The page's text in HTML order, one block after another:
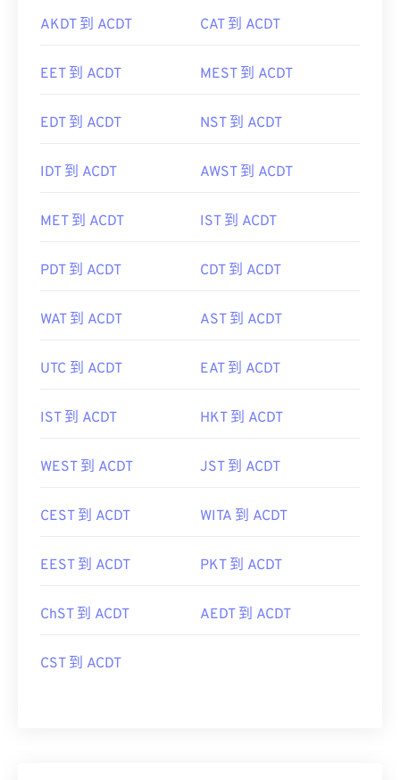
AKDT 到 ACDT CAT 到 ACDT
EET 到 ACDT MEST 到 ACDT
EDT 到 ACDT NST 到 ACDT
IDT 到 ACDT AWST 到 ACDT
MET 到 ACDT IST 到 ACDT
PDT 到 ACDT CDT 到 ACDT
WAT 到 ACDT AST 到 ACDT
UTC 到 ACDT EAT 到 ACDT
IST 到 ACDT HKT 到 ACDT
WEST 到 ACDT JST 到 ACDT
CEST 到 ACDT WITA 到 ACDT
EEST 到 ACDT PKT 到 ACDT
ChST 到 ACDT AEDT 到 ACDT
CST 到 ACDT